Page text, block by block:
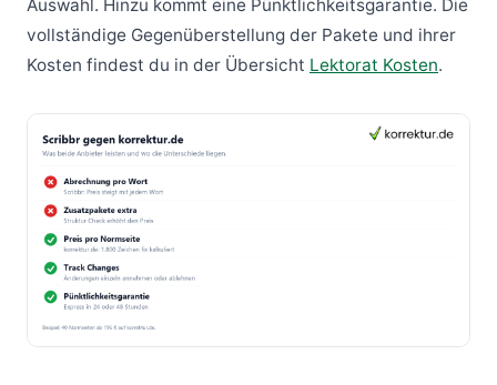
Auswahl. Hinzu kommt eine Pünktlichkeitsgarantie. Die
vollständige Gegenüberstellung der Pakete und ihrer
Kosten findest du in der Übersicht Lektorat Kosten.